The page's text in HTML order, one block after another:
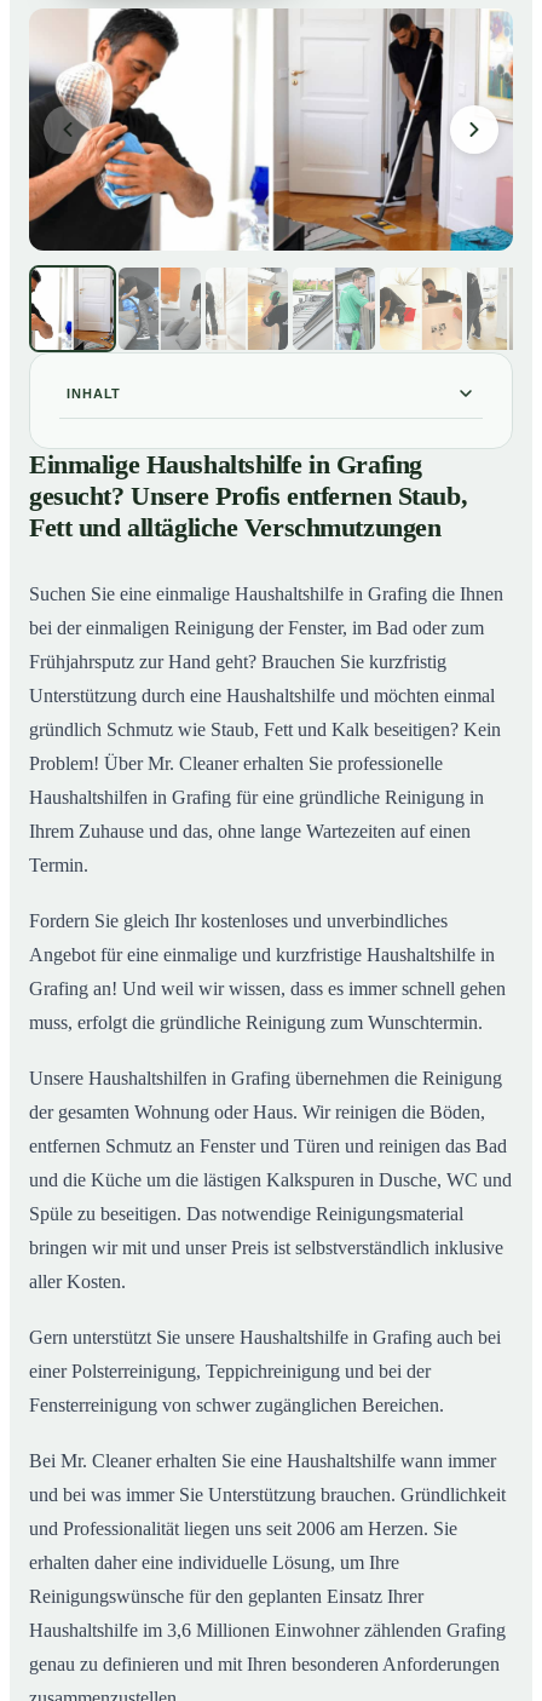
INHALT
Einmalige Haushaltshilfe in Grafing gesucht? Unsere
Profis entfernen Staub, Fett und alltägliche
Verschmutzungen
02So unterstützt Sie eine Haushaltshilfe in Grafing im
Einmalige Haushaltshilfe in Grafing
gesucht? Unsere Profis entfernen Staub,
Fett und alltägliche Verschmutzungen
Suchen Sie eine einmalige Haushaltshilfe in Grafing die Ihnen
bei der einmaligen Reinigung der Fenster, im Bad oder zum
Frühjahrsputz zur Hand geht? Brauchen Sie kurzfristig
Unterstützung durch eine Haushaltshilfe und möchten einmal
gründlich Schmutz wie Staub, Fett und Kalk beseitigen? Kein
Problem! Über Mr. Cleaner erhalten Sie professionelle
Haushaltshilfen in Grafing für eine gründliche Reinigung in
Ihrem Zuhause und das, ohne lange Wartezeiten auf einen
Termin.
Fordern Sie gleich Ihr kostenloses und unverbindliches
Angebot für eine einmalige und kurzfristige Haushaltshilfe in
Grafing an! Und weil wir wissen, dass es immer schnell gehen
muss, erfolgt die gründliche Reinigung zum Wunschtermin.
Unsere Haushaltshilfen in Grafing übernehmen die Reinigung
der gesamten Wohnung oder Haus. Wir reinigen die Böden,
entfernen Schmutz an Fenster und Türen und reinigen das Bad
und die Küche um die lästigen Kalkspuren in Dusche, WC und
Spüle zu beseitigen. Das notwendige Reinigungsmaterial
bringen wir mit und unser Preis ist selbstverständlich inklusive
aller Kosten.
Gern unterstützt Sie unsere Haushaltshilfe in Grafing auch bei
einer Polsterreinigung, Teppichreinigung und bei der
Fensterreinigung von schwer zugänglichen Bereichen.
Bei Mr. Cleaner erhalten Sie eine Haushaltshilfe wann immer
und bei was immer Sie Unterstützung brauchen. Gründlichkeit
und Professionalität liegen uns seit 2006 am Herzen. Sie
erhalten daher eine individuelle Lösung, um Ihre
Reinigungswünsche für den geplanten Einsatz Ihrer
Haushaltshilfe im 3,6 Millionen Einwohner zählenden Grafing
genau zu definieren und mit Ihren besonderen Anforderungen